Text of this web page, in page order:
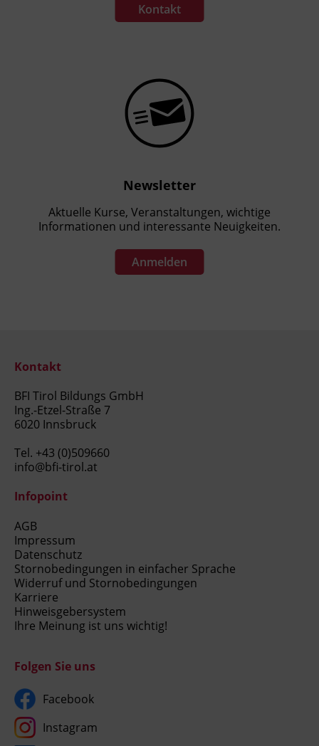
Kontakt
Newsletter
Aktuelle Kurse, Veranstaltungen, wichtige
Informationen und interessante Neuigkeiten.
Anmelden
Kontakt
BFI Tirol Bildungs GmbH
Ing.-Etzel-Straße 7
6020 Innsbruck
Tel. +43 (0)509660
info@bfi-tirol.at
Infopoint
AGB
Impressum
Datenschutz
Stornobedingungen in einfacher Sprache
Widerruf und Stornobedingungen
Karriere
Hinweisgebersystem
Ihre Meinung ist uns wichtig!
Folgen Sie uns
Facebook
Instagram